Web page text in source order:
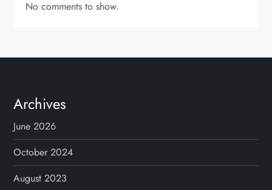
No comments to show.
Archives
June 2026
October 2024
August 2023